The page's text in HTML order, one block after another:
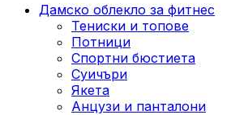
Дамско облекло за фитнес
Тениски и топове
Потници
Спортни бюстиета
Суичъри
Якета
Aнцузи и панталони